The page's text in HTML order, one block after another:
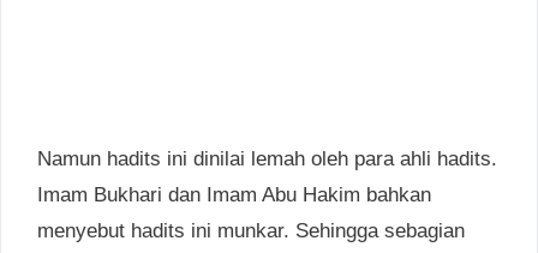
Namun hadits ini dinilai lemah oleh para ahli hadits.
Imam Bukhari dan Imam Abu Hakim bahkan
menyebut hadits ini munkar. Sehingga sebagian